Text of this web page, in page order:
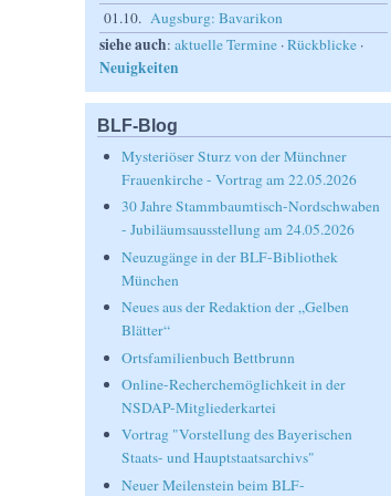
01.10. Augsburg: Bavarikon
siehe auch:aktuelle Termine ·Rückblicke ·
Neuigkeiten
BLF-Blog
Mysteriöser Sturz von der Münchner
Frauenkirche - Vortrag am 22.05.2026
30 Jahre Stammbaumtisch-Nordschwaben
- Jubiläumsausstellung am 24.05.2026
Neuzugänge in der BLF-Bibliothek
München
Neues aus der Redaktion der „Gelben
Blätter“
Ortsfamilienbuch Bettbrunn
Online-Recherchemöglichkeit in der
NSDAP-Mitgliederkartei
Vortrag "Vorstellung des Bayerischen
Staats- und Hauptstaatsarchivs"
Neuer Meilenstein beim BLF-